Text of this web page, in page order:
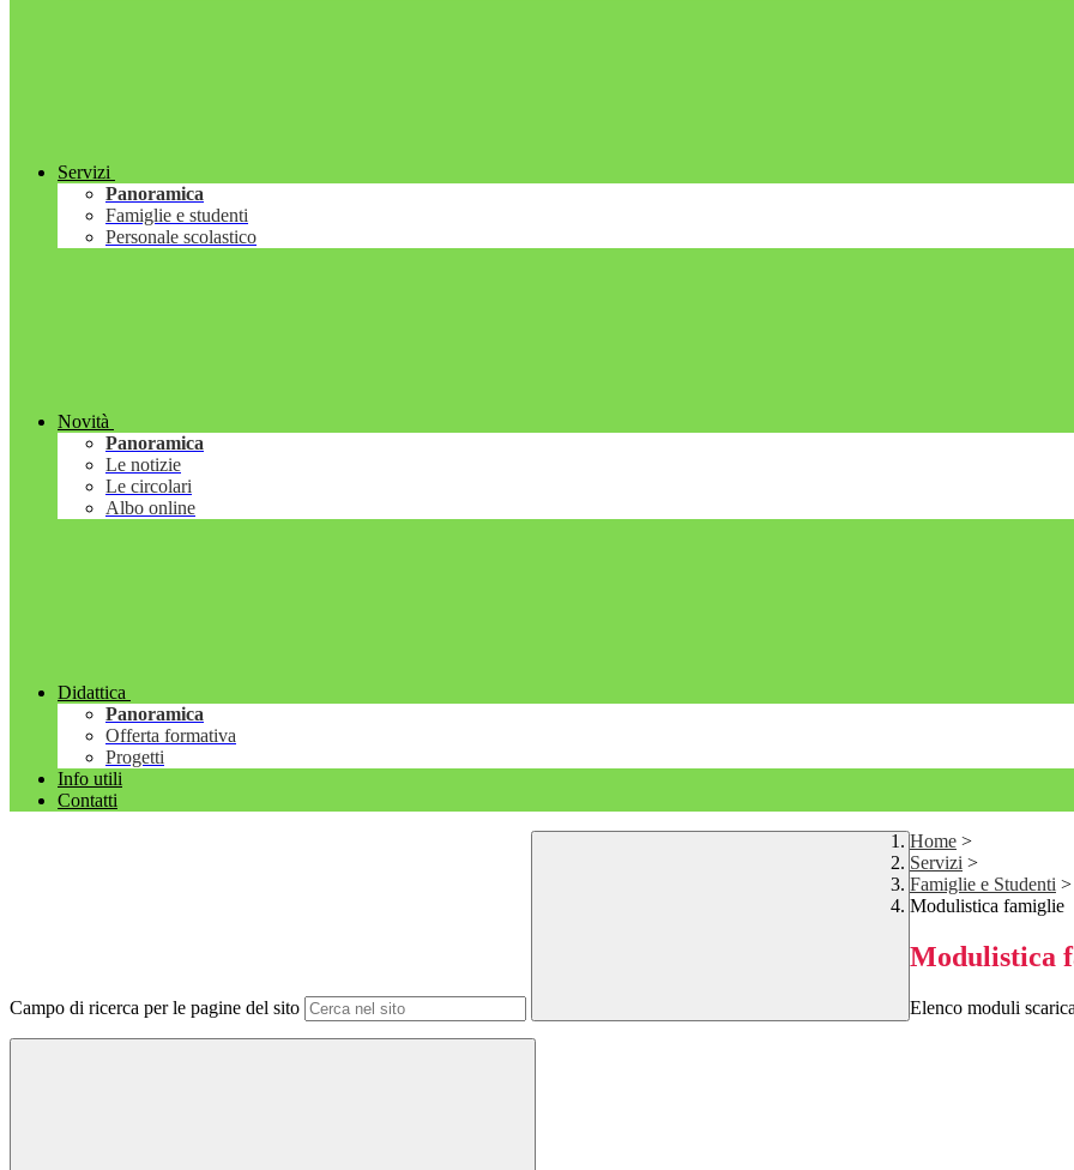
Servizi
Panoramica
Famiglie e studenti
Personale scolastico
Novità
Panoramica
Le notizie
Le circolari
Albo online
Didattica
Panoramica
Offerta formativa
Progetti
Info utili
Contatti
Campo di ricerca per le pagine del sito
Home >
Servizi >
Famiglie e Studenti >
Modulistica famiglie
Modulistica
Elenco moduli